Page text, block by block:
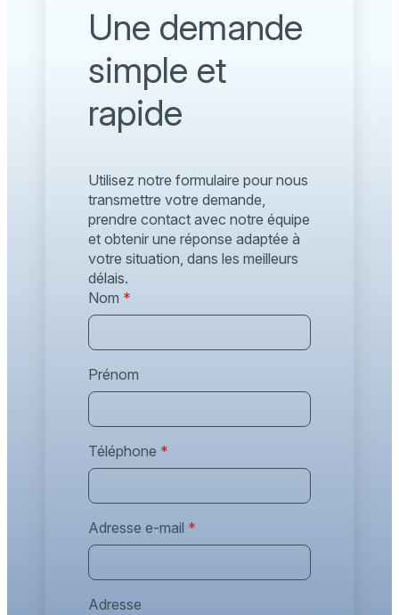
Une demande
simple et
rapide
Utilisez notre formulaire pour nous
transmettre votre demande,
prendre contact avec notre équipe
et obtenir une réponse adaptée à
votre situation, dans les meilleurs
délais.
Nom *
Prénom
Téléphone *
Adresse e-mail *
Adresse